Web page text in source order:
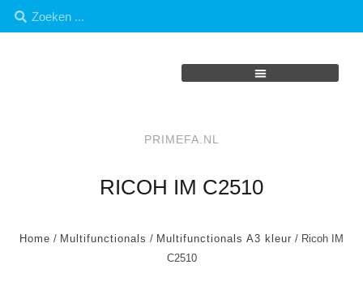
PRIMEFA.NL
RICOH IM C2510
Home / Multifunctionals / Multifunctionals A3 kleur / Ricoh IM
C2510